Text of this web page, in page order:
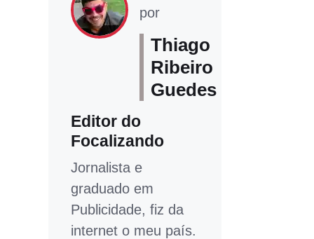
por
Thiago
Ribeiro
Guedes
Editor do
Focalizando
Jornalista e
graduado em
Publicidade, fiz da
internet o meu país.